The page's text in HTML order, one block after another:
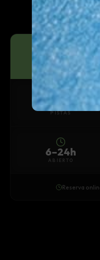
Tierra
9
PISTAS
6–24h
ABIERTO
Reserva